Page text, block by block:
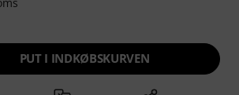
PUT I INDKØBSKURVEN